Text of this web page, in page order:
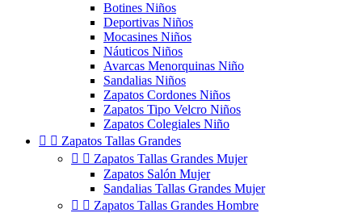
Botines Niños
Deportivas Niños
Mocasines Niños
Náuticos Niños
Avarcas Menorquinas Niño
Sandalias Niños
Zapatos Cordones Niños
Zapatos Tipo Velcro Niños
Zapatos Colegiales Niño
  Zapatos Tallas Grandes
  Zapatos Tallas Grandes Mujer
Zapatos Salón Mujer
Sandalias Tallas Grandes Mujer
  Zapatos Tallas Grandes Hombre